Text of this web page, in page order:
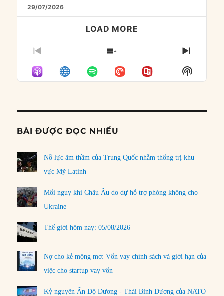
29/07/2026
LOAD MORE
PREVIOUS
EPISODE
SHOW
EPISODES
LIST
NEXT
Show
Podcast
BÀI ĐƯỢC ĐỌC NHIỀU
Nỗ lực âm thầm của Trung Quốc nhằm thống trị khu
vực Mỹ Latinh
Mối nguy khi Châu Âu do dự hỗ trợ phòng không cho
Ukraine
Thế giới hôm nay: 05/08/2026
Nợ cho kẻ mộng mơ: Vốn vay chính sách và giới hạn của
việc cho startup vay vốn
Kỷ nguyên Ấn Độ Dương - Thái Bình Dương của NATO